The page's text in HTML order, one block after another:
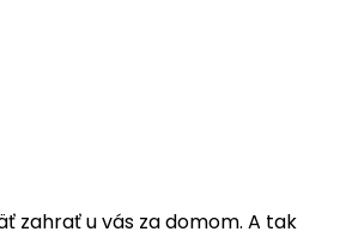
zahrať u vás za domom. A tak